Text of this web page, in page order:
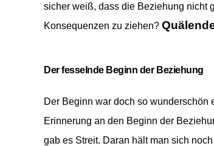
sicher weiß, dass die Beziehung nicht
Konsequenzen zu ziehen?
Der fesselnde Beginn der Beziehung
Der Beginn war doch so wunderschön
Erinnerung an den Beginn der
gab es Streit. Daran hält man sich